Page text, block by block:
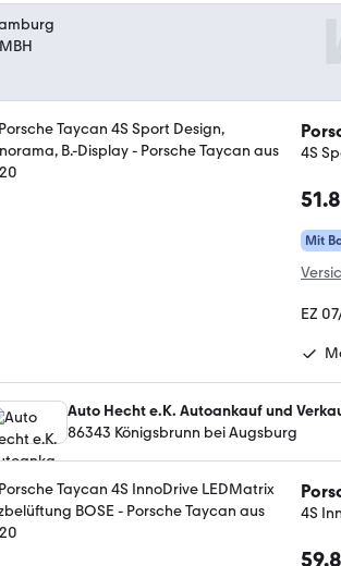
4S
Mit
EZ
86343 Königsbrunn bei Augsburg
4S